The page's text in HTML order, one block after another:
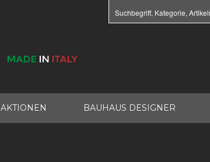
AKTIONEN BAUHAUS DESIGNER